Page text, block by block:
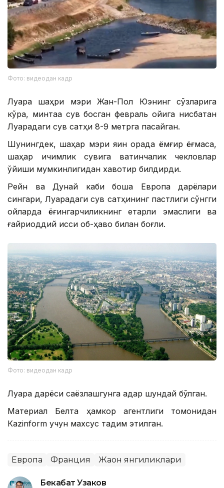
Фото: видеодан кадр
Луара шаҳри мэри Жан-Пол Юэнинг сўзларига
кўра, минтақа сув босган февраль ойига нисбатан
Луарадаги сув сатҳи 8-9 метрга пасайган.
Шунингдек, шаҳар мэри яқин орада ёмғир ёғмаса,
шаҳар ичимлик сувига вақтинчалик чекловлар
қўйиши мумкинлигидан хавотир билдирди.
Рейн ва Дунай каби бошқа Европа дарёлари
сингари, Луарадаги сув сатҳининг пастлиги сўнгги
ойларда ёғингарчиликнинг етарли эмаслиги ва
ғайриоддий иссиқ об-ҳаво билан боғлиқ.
Фото: видеодан кадр
Луара дарёси саёзлашгунга қадар шундай бўлган.
Материал Белта ҳамкор агентлиги томонидан
Кazinform учун махсус тақдим этилган.
Европа Франция Жаҳон янгиликлари
Бекабат Узаков